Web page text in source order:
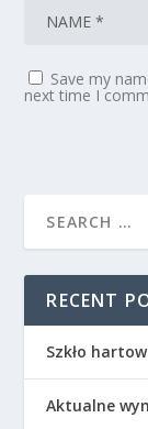
Save my
next time I
RECENT
Szkło
Aktualne